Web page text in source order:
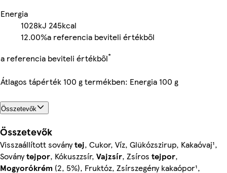
Energia
1028kJ 245kcal
12.00%a referencia beviteli értékből
a referencia beviteli értékből*
Átlagos tápérték 100 g termékben: Energia 100 g
Összetevők
Összetevők
Visszaállított soványtej, Cukor, Víz, Glükózszirup, Kakaóvaj¹,
Soványtejpor, Kókuszzsír, Vajzsír, Zsíros tejpor,
Mogyorókrém (2, 5%), Fruktóz, Zsírszegény kakaópor¹,